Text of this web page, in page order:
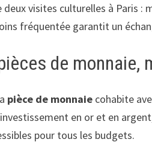
visites culturelles à Paris :
fréquentée garantit un
de monnaie,
pièce de monnaie cohabite
en or et en
pour tous les budgets.